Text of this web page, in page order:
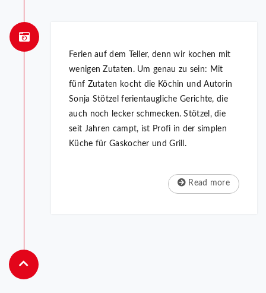
Ferien auf dem Teller, denn wir kochen mit
wenigen Zutaten. Um genau zu sein: Mit
fünf Zutaten kocht die Köchin und Autorin
Sonja Stötzel ferientaugliche Gerichte, die
auch noch lecker schmecken. Stötzel, die
seit Jahren campt, ist Profi in der simplen
Küche für Gaskocher und Grill.
Read more